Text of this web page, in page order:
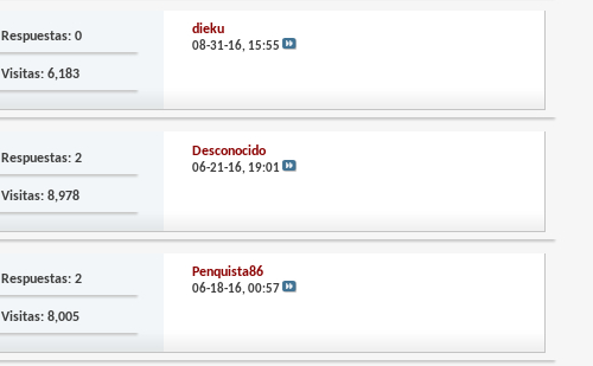
Respuestas: 0
Visitas: 6,183
dieku
08-31-16, 15:55
Respuestas: 2
Visitas: 8,978
Desconocido
06-21-16, 19:01
Respuestas: 2
Visitas: 8,005
Penquista86
06-18-16,00:57